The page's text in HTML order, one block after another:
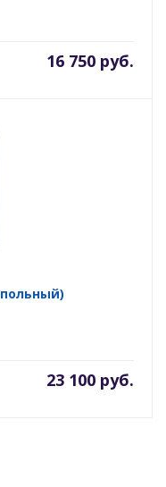
16 750 руб.
23 100 руб.